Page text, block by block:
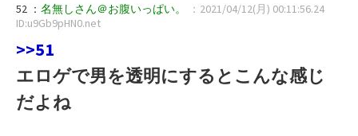
52 ： 名無しさん＠お腹いっぱい。
：2021/04/12(月) 00:11:56.24
ID:u9Gb9pHN0.net
>>51
エロゲで男を透明にするとこんな感じ
だよね